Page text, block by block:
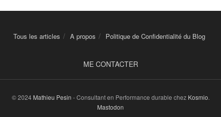
Tous les articles A propos Politique de Confidentialité du Blog
ME CONTACTER
© 2024 Mathieu Pesin - Consultant en Performance durable chez Kosmio.
Mastodon